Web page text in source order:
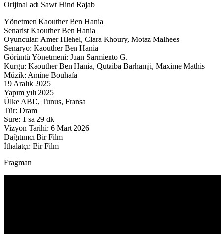
Orijinal adı Sawt Hind Rajab
Yönetmen Kaouther Ben Hania
Senarist Kaouther Ben Hania
Oyuncular: Amer Hlehel, Clara Khoury, Motaz Malhees
Senaryo: Kaouther Ben Hania
Görüntü Yönetmeni: Juan Sarmiento G.
Kurgu: Kaouther Ben Hania, Qutaiba Barhamji, Maxime Mathis
Müzik: Amine Bouhafa
19 Aralık 2025
Yapım yılı 2025
Ülke ABD, Tunus, Fransa
Tür: Dram
Süre: 1 sa 29 dk
Vizyon Tarihi: 6 Mart 2026
Dağıtımcı Bir Film
İthalatçı: Bir Film
Fragman